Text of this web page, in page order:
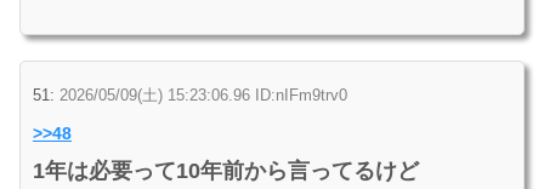
51: 2026/05/09(土) 15:23:06.96 ID:nIFm9trv0
>>48
1年は必要って10年前から言ってるけど